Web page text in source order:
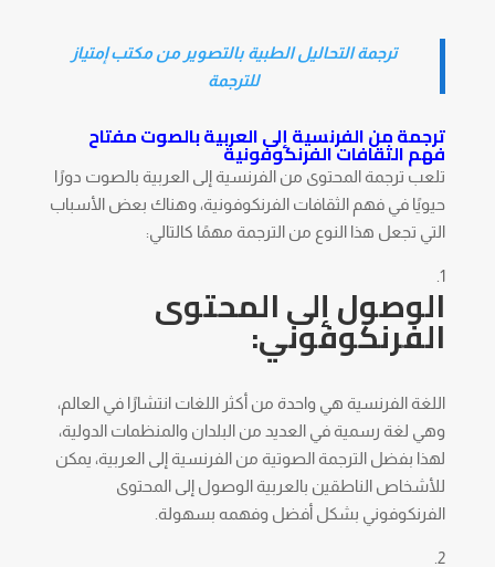
ترجمة التحاليل الطبية بالتصوير من مكتب إمتياز
للترجمة
ترجمة من الفرنسية إلى العربية بالصوت مفتاح
فهم الثقافات الفرنكوفونية
تلعب ترجمة المحتوى من الفرنسية إلى العربية بالصوت دورًا
حيويًا في فهم الثقافات الفرنكوفونية، وهناك بعض الأسباب
التي تجعل هذا النوع من الترجمة مهمًا كالتالي:
الوصول إلى المحتوى
الفرنكوفوني:
اللغة الفرنسية هي واحدة من أكثر اللغات انتشارًا في العالم،
وهي لغة رسمية في العديد من البلدان والمنظمات الدولية،
لهذا بفضل الترجمة الصوتية من الفرنسية إلى العربية، يمكن
للأشخاص الناطقين بالعربية الوصول إلى المحتوى
الفرنكوفوني بشكل أفضل وفهمه بسهولة.